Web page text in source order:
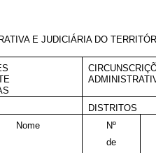
E JUDICIÁRIA DO
DISTRITOS
Nome
Nº
de